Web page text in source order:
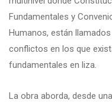
Fundamentales y
Humanos, están
conflictos en los que
fundamentales en liza.
La obra aborda, desde